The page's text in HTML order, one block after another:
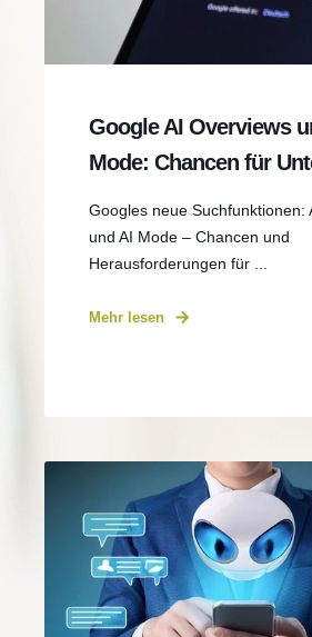
Google AI Overviews
Mode: Chancen für
Googles neue Suchfunktionen:
und AI Mode – Chancen und
Herausforderungen für ...
Mehr lesen